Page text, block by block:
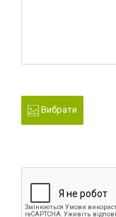
Вибрати